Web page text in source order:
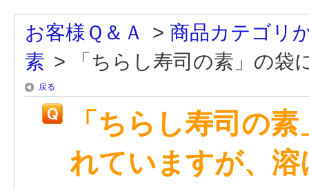
お客様Ｑ＆Ａ > 商品カテゴリ
素 > 「ちらし寿司の素」の袋
戻る
「ちらし寿司の
れていますが、